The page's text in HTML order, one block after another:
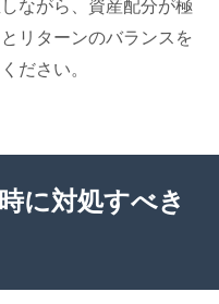
ながら、資産配分が極
リターンのバランスを
ださい。
に対処すべき